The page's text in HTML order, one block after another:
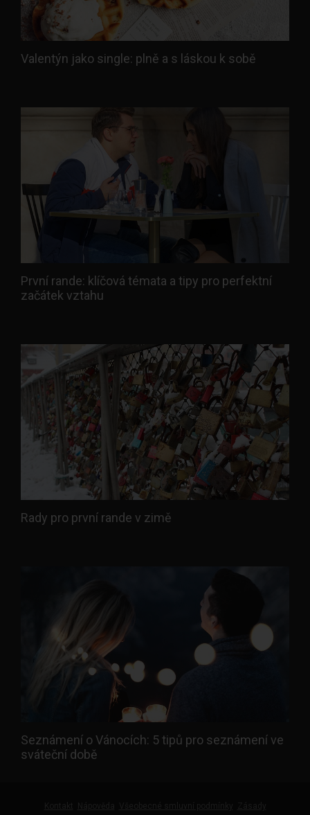
Valentýn jako single: plně a s láskou k sobě
První rande: klíčová témata a tipy pro perfektní
začátek vztahu
Rady pro první rande v zimě
Seznámení o Vánocích: 5 tipů pro seznámení ve
sváteční době